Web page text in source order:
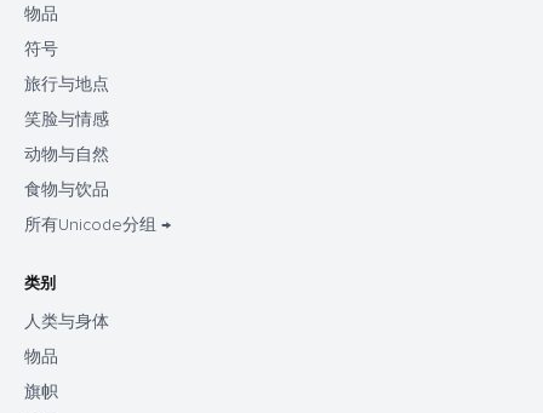
物品
符号
旅行与地点
笑脸与情感
动物与自然
食物与饮品
所有Unicode分组 →
类别
人类与身体
物品
旗帜